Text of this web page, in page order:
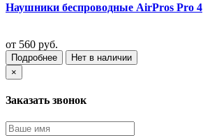
Наушники беспроводные AirPros Pro 4
от 560 руб.
Подробнее
Нет в наличии
×
Заказать звонок